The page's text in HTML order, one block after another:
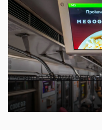
У КИЇВСЬКОМУ МЕТРО
ОЖИВЛЯЄ ЗВИЧНІ
З MEGOGO —
ПОНАД ДЕСЯТЬ РОКІВ
ДЛЯ МІЛЬЙОНІВ
Про кіно — дорогою:
Megapolis+ у метро
ТРАНЗИТНА РЕКЛАМА